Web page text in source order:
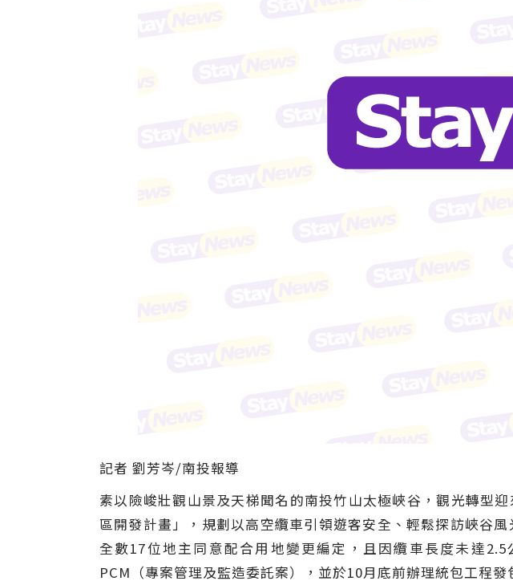
記者 劉芳岑/南投報導
素以險峻壯觀山景及天梯聞名的南投竹山太極峽谷，觀光轉型
區開發計畫」，規劃以高空纜車引領遊客安全、輕鬆探訪峽谷
全數17位地主同意配合用地變更編定，且因纜車長度未達
PCM（專案管理及監造委託案），並於10月底前辦理統包工程發